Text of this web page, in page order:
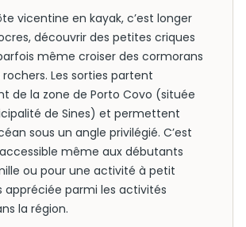
vicentine en kayak, c’est longer
découvrir des petites criques
même croiser des cormorans
rochers. Les sorties partent
de la zone de Porto Covo (située
de Sines) et permettent
sous un angle privilégié. C’est
même aux débutants
ou pour une activité à petit
appréciée parmi les activités
la région.